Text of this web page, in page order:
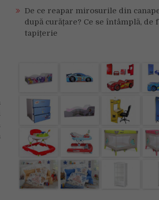
De ce reapar mirosurile din
după curățare? Ce se întâmplă, de
tapițerie